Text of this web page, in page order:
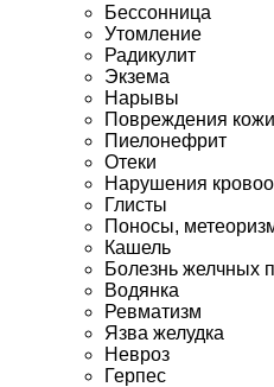
Бессонница
Утомление
Радикулит
Экзема
Нарывы
Повреждения кожи
Пиелонефрит
Отеки
Нарушения
Глисты
Поносы,
Кашель
Болезнь желчных
Водянка
Ревматизм
Язва желудка
Невроз
Герпес